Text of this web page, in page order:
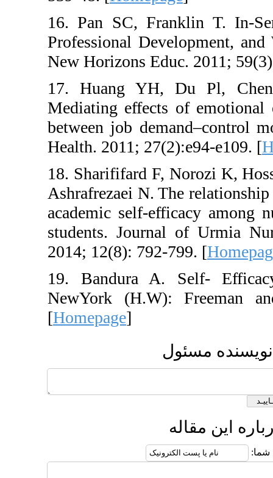
16. Pan SC,
Professional
New Horizons
17. Huang YH,
Mediating effects
between job
Health. 2011;
18. Sharififard F,
Ashrafrezaei N.
academic self-
students. Journal
2014; 12(8): 792-
19. Bandura A.
NewYork (H.W):